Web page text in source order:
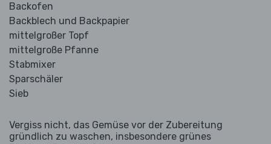
Backofen
Backblech und Backpapier
mittelgroßer Topf
mittelgroße Pfanne
Stabmixer
Sparschäler
Sieb
Vergiss nicht, das Gemüse vor der Zubereitung
gründlich zu waschen, insbesondere grünes